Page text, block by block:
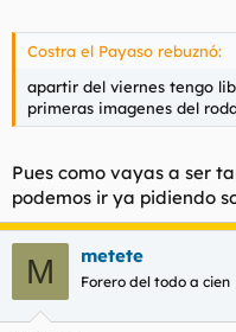
Costra el Payaso rebuznó:
apartir del viernes tengo
primeras imagenes del
Pues como vayas a ser
podemos ir ya pidiendo
M metete
Forero del todo a cien